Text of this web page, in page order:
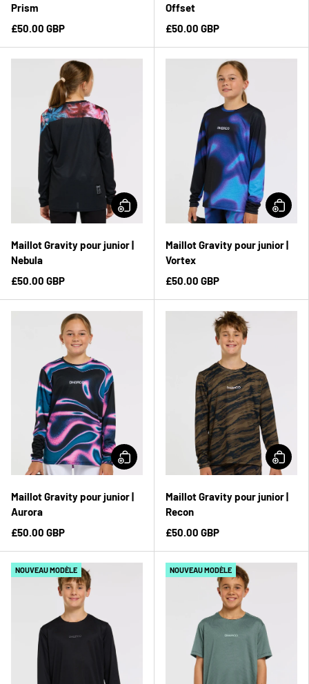
Prism
£50.00 GBP
Offset
£50.00 GBP
Maillot Gravity pour junior |
Nebula
£50.00 GBP
Maillot Gravity pour junior |
Vortex
£50.00 GBP
Maillot Gravity pour junior |
Aurora
£50.00 GBP
Maillot Gravity pour junior |
Recon
£50.00 GBP
NOUVEAU MODÈLE NOUVEAU MODÈLE